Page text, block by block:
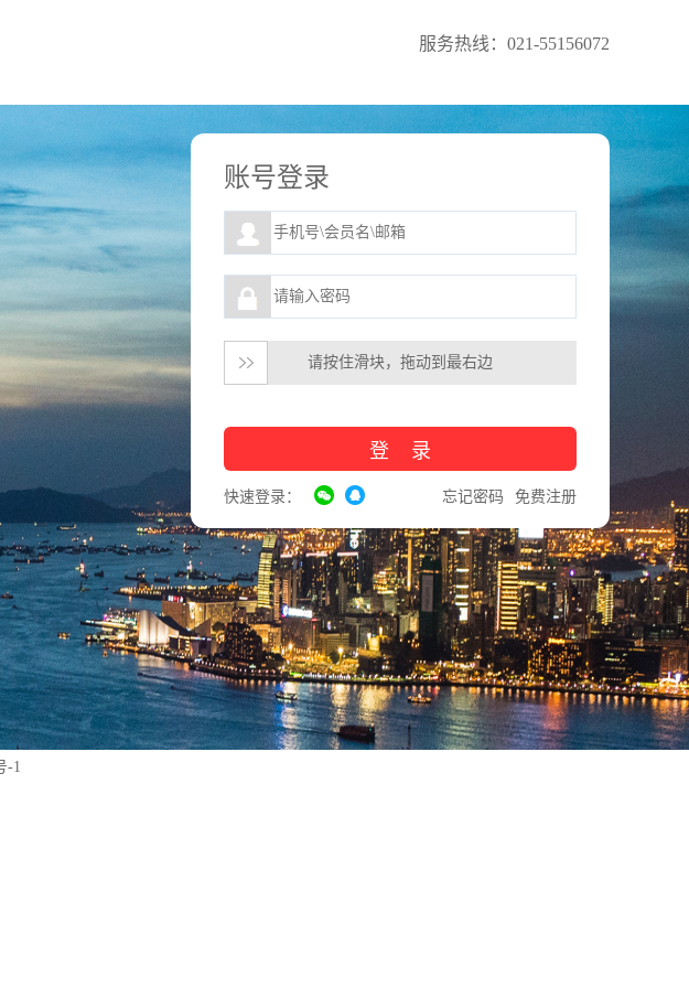
服务热线：021-55156072
账号登录
请按住滑块，拖动到最右边
快速登录： 免费注册
忘记密码
-1